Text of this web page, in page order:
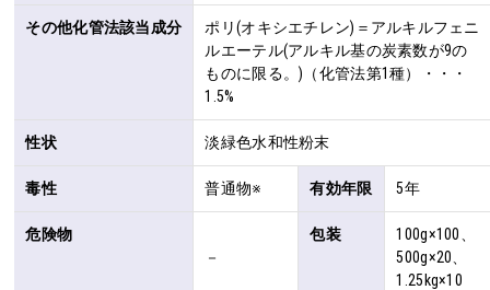
その他化管法該当成分
ポリ(オキシエチレン)＝アルキルフェニ
ルエーテル(アルキル基の炭素数が9の
ものに限る。)（化管法第1種）・・・
1.5%
性状 淡緑色水和性粉末
毒性 普通物※ 有効年限 5年
危険物
－
包装
100g×100、
500g×20、
1.25kg×10